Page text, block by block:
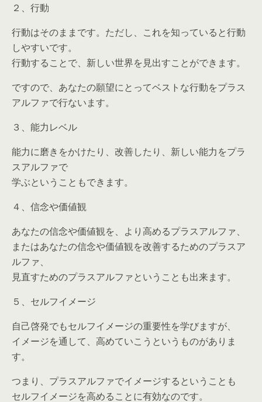
２、行動
行動はそのままです。ただし、これを知っていると行動
しやすいです。
行動することで、新しい世界を見出すことができます。
ですので、あなたの願望にとってベストな行動をプラス
アルファで行ないます。
３、能力レベル
能力に磨きをかけたり、改善したり、新しい能力をプラ
スアルファで
学ぶということもできます。
４、信念や価値観
あなたの信念や価値観を、より高めるプラスアルファ、
またはあなたの信念や価値観を改善するためのプラスア
ルファ、
見直すためのプラスアルファということも出来ます。
５、セルフイメージ
自己啓発でもセルフイメージの重要性を学びますが、
イメージを通して、高めていこうというものがありま
す。
つまり、プラスアルファでイメージするということも
セルフイメージを高めることに有効なのです。